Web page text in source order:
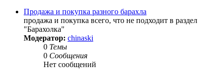
Продажа и покупка разного барахла
продажа и покупка всего, что не подходит в раздел
"Барахолка"
Модератор: chinaski
0 Темы
0 Сообщения
Нет сообщений